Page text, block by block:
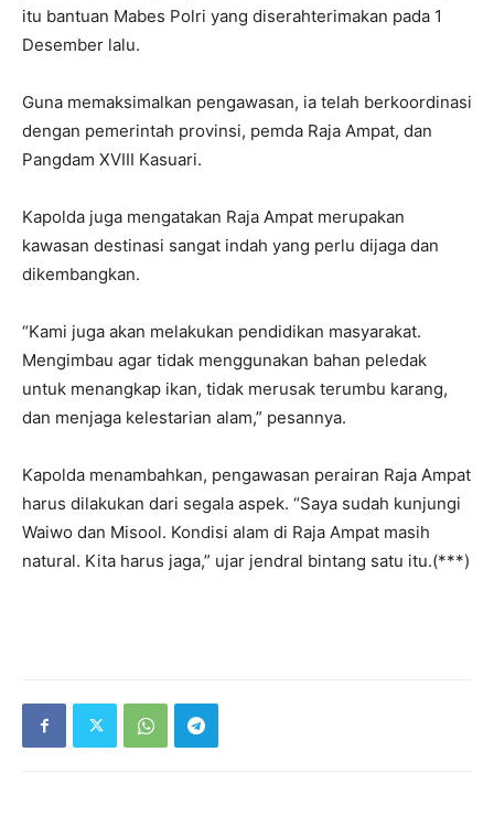
itu bantuan Mabes Polri yang diserahterimakan pada 1
Desember lalu.
Guna memaksimalkan pengawasan, ia telah berkoordinasi
dengan pemerintah provinsi, pemda Raja Ampat, dan
Pangdam XVIII Kasuari.
Kapolda juga mengatakan Raja Ampat merupakan
kawasan destinasi sangat indah yang perlu dijaga dan
dikembangkan.
“Kami juga akan melakukan pendidikan masyarakat.
Mengimbau agar tidak menggunakan bahan peledak
untuk menangkap ikan, tidak merusak terumbu karang,
dan menjaga kelestarian alam,” pesannya.
Kapolda menambahkan, pengawasan perairan Raja Ampat
harus dilakukan dari segala aspek. “Saya sudah kunjungi
Waiwo dan Misool. Kondisi alam di Raja Ampat masih
natural. Kita harus jaga,” ujar jendral bintang satu itu.(***)